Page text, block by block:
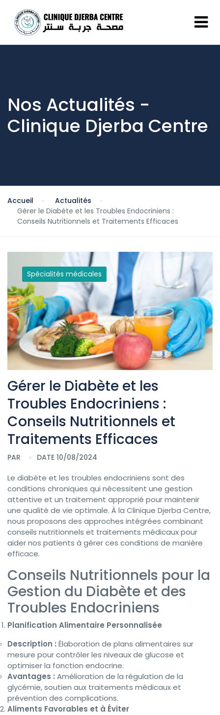
Nos Actualités -
Clinique Djerba Centre
Accueil
Actualités
Gérer le Diabète et les Troubles Endocriniens :
Conseils Nutritionnels et Traitements Efficaces
Spécialités médicales
Gérer le Diabète et les
Troubles Endocriniens :
Conseils Nutritionnels et
Traitements Efficaces
PAR DATE 10/08/2024
Le diabète et les troubles endocriniens sont des
conditions chroniques qui nécessitent une gestion
attentive et un traitement approprié pour maintenir
une qualité de vie optimale. À la Clinique Djerba Centre,
nous proposons des approches intégrées combinant
conseils nutritionnels et traitements médicaux pour
aider nos patients à gérer ces conditions de manière
efficace.
Conseils Nutritionnels pour la
Gestion du Diabète et des
Troubles Endocriniens
Planification Alimentaire Personnalisée
Description : Élaboration de plans alimentaires sur
mesure pour contrôler les niveaux de glucose et
optimiser la fonction endocrine.
Avantages : Amélioration de la régulation de la
glycémie, soutien aux traitements médicaux et
prévention des complications.
Aliments Favorables et à Éviter